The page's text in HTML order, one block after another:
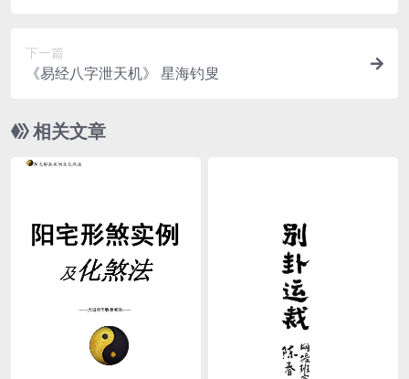
下一篇
《易经八字泄天机》 星海钓叟
相关文章